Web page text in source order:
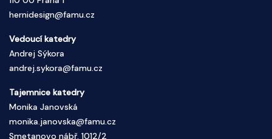
hernidesign@famu.cz
Vedoucí katedry
Andrej Sýkora
andrej.sykora@famu.cz
Tajemnice katedry
Monika Janovská
monika.janovska@famu.cz
Smetanovo nábř. 1012/2